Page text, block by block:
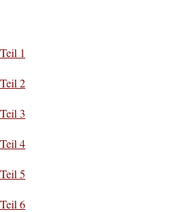
Teil 1
Teil 2
Teil 3
Teil 4
Teil 5
Teil 6